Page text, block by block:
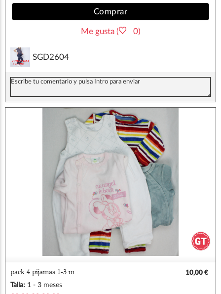
Comprar
Me gusta ( 0)
SGD2604
pack 4 pijamas 1-3 m
10,00 €
Talla: 1 - 3 meses